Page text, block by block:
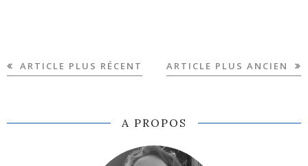
ARTICLE PLUS RÉCENT ARTICLE PLUS ANCIEN
A PROPOS